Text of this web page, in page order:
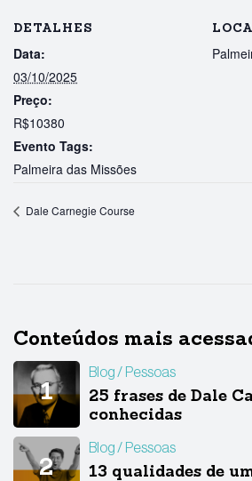
DETALHES
Data:
03/10/2025
Preço:
R$10380
Evento Tags:
Palmeira das Missões
Dale Carnegie Course
Conteúdos mais
Blog Pessoas
25 frases de Dale
conhecidas
Blog Pessoas
13 qualidades de